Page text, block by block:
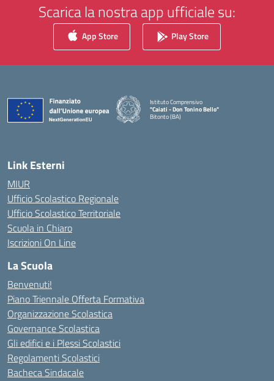
Scarica la nostra app ufficiale su:
App Store Play Store
Istituto Comprensivo
"Caiati - Don Tonino Bello"
Bitonto (BA)
Link Esterni
MIUR
Ufficio Scolastico Regionale
Ufficio Scolastico Territoriale
Scuola in Chiaro
Iscrizioni On Line
La Scuola
Benvenuti!
Piano Triennale Offerta Formativa
Organizzazione Scolastica
Governance Scolastica
Gli edifici e i Plessi Scolastici
Regolamenti Scolastici
Bacheca Sindacale